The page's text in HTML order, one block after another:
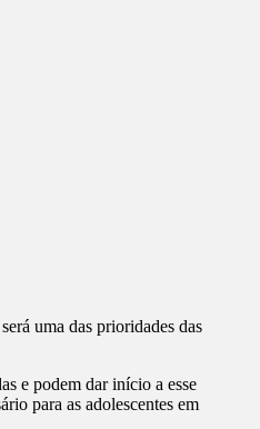
uma das prioridades das
e podem dar início a esse
para as adolescentes em